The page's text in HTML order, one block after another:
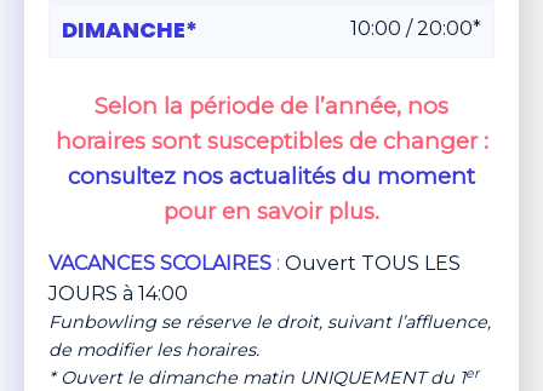
DIMANCHE* 10:00 / 20:00*
Selon la période de l’année, nos
horaires sont susceptibles de changer:
consultez nos actualités du moment
pour en savoir plus.
VACANCES SCOLAIRES : Ouvert TOUS LES
JOURS à 14:00
Funbowling se réserve le droit, suivant l’affluence,
de modifier les horaires.
* Ouvert le dimanche matin UNIQUEMENT du 1er